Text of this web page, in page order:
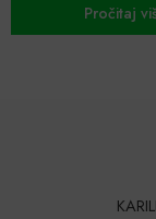
Pročitaj